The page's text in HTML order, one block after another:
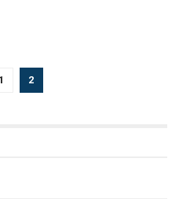
1 2